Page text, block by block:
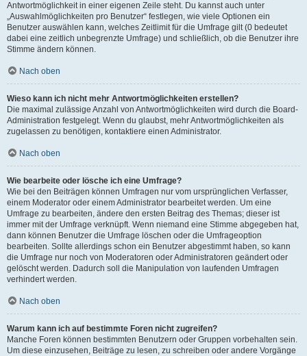
Antwortmöglichkeit in einer eigenen Zeile steht. Du kannst auch unter
„Auswahlmöglichkeiten pro Benutzer“ festlegen, wie viele Optionen ein
Benutzer auswählen kann, welches Zeitlimit für die Umfrage gilt (0 bedeutet
dabei eine zeitlich unbegrenzte Umfrage) und schließlich, ob die Benutzer ihre
Stimme ändern können.
Nach oben
Wieso kann ich nicht mehr Antwortmöglichkeiten erstellen?
Die maximal zulässige Anzahl von Antwortmöglichkeiten wird durch die Board-
Administration festgelegt. Wenn du glaubst, mehr Antwortmöglichkeiten als
zugelassen zu benötigen, kontaktiere einen Administrator.
Nach oben
Wie bearbeite oder lösche ich eine Umfrage?
Wie bei den Beiträgen können Umfragen nur vom ursprünglichen Verfasser,
einem Moderator oder einem Administrator bearbeitet werden. Um eine
Umfrage zu bearbeiten, ändere den ersten Beitrag des Themas; dieser ist
immer mit der Umfrage verknüpft. Wenn niemand eine Stimme abgegeben hat,
dann können Benutzer die Umfrage löschen oder die Umfrageoption
bearbeiten. Sollte allerdings schon ein Benutzer abgestimmt haben, so kann
die Umfrage nur noch von Moderatoren oder Administratoren geändert oder
gelöscht werden. Dadurch soll die Manipulation von laufenden Umfragen
verhindert werden.
Nach oben
Warum kann ich auf bestimmte Foren nicht zugreifen?
Manche Foren können bestimmten Benutzern oder Gruppen vorbehalten sein.
Um diese einzusehen, Beiträge zu lesen, zu schreiben oder andere Vorgänge